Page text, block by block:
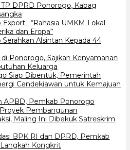
DPRD Ponorogo, Kabag
: “Rahasia UMKM Lokal
dan Eropa”
Alsintan Kepada 44
Ponorogo, Sajikan Kenyamanan
Keluarga
Siap Dibentuk, Pemerintah
Cendekiawan untuk Kemajuan
APBD, Pemkab Ponorogo
Pembangunan
Maling Ini Dibekuk Satreskrim
BPK RI dan DPRD, Pemkab
Kongkrit